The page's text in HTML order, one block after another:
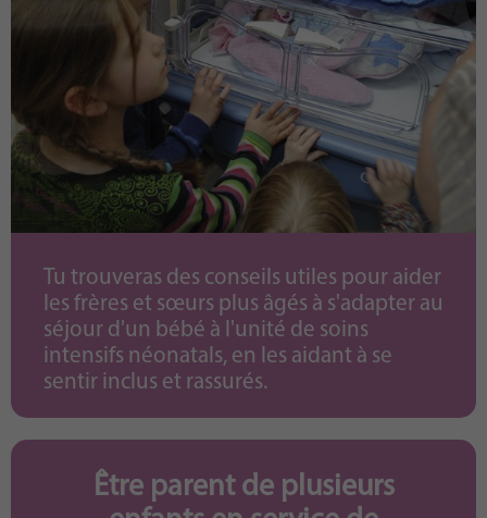
Tu trouveras des conseils utiles pour aider
les frères et sœurs plus âgés à s'adapter au
séjour d'un bébé à l'unité de soins
intensifs néonatals, en les aidant à se
sentir inclus et rassurés.
Être parent de plusieurs